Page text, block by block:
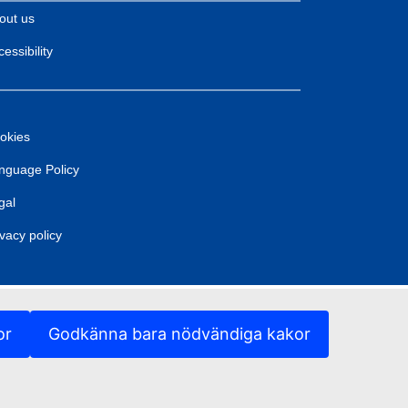
Godkänna bara nödvändiga kakor
us
Policy
policy